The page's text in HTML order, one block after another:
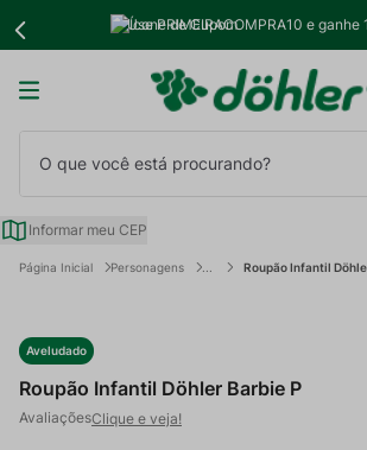
Use PRIMEIRACOMPRA10 e ganhe
Informar meu CEP
Personagens Roupão Infantil
Aveludado
Roupão Infantil Döhler Barbie P
Clique e veja!